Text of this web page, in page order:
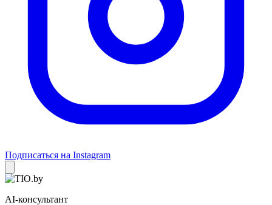
Подписаться на Instagram
AI-консультант